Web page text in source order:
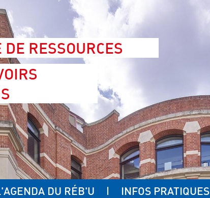
DE RESSOURCES
DU RÉB'U INFOS PRATIQUES